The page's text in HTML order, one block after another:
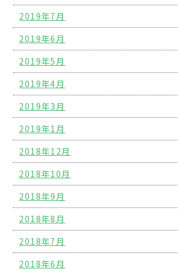
2019年7月
2019年6月
2019年5月
2019年4月
2019年3月
2019年1月
2018年12月
2018年10月
2018年9月
2018年8月
2018年7月
2018年6月